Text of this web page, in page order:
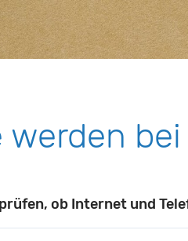
werden
ob Internet und